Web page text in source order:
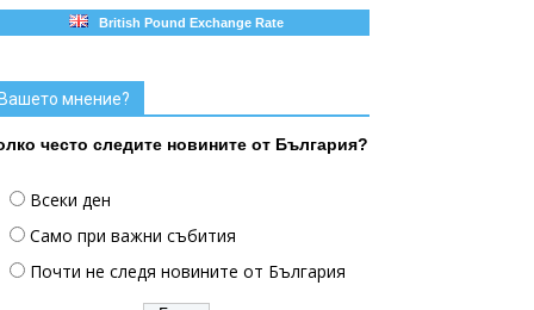
British Pound Exchange Rate
мнение?
често следите новините от България?
Всеки ден
Само при важни събития
Почти не следя новините от България